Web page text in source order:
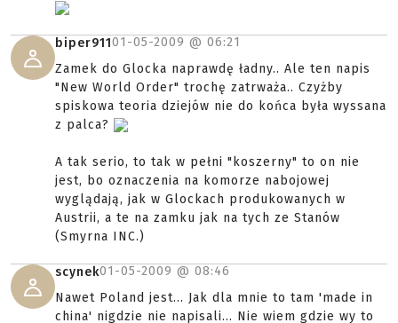
biper91101-05-2009 @ 06:21
Zamek do Glocka naprawdę ładny.. Ale ten napis
"New World Order" trochę zatrważa.. Czyżby
spiskowa teoria dziejów nie do końca była wyssana
z palca?
A tak serio, to tak w pełni "koszerny" to on nie
jest, bo oznaczenia na komorze nabojowej
wyglądają, jak w Glockach produkowanych w
Austrii, a te na zamku jak na tych ze Stanów
(Smyrna INC.)
scynek01-05-2009 @ 08:46
Nawet Poland jest... Jak dla mnie to tam 'made in
china' nigdzie nie napisali... Nie wiem gdzie wy to